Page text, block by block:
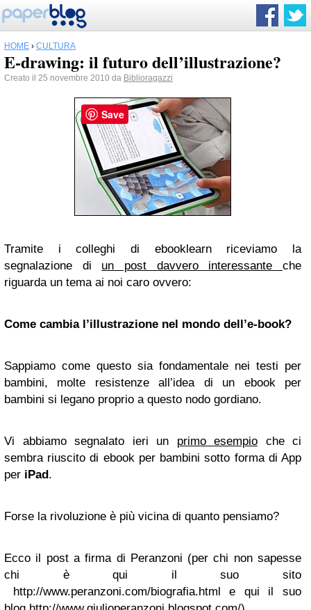
HOME › CULTURA
E-drawing: il futuro dell’illustrazione?
Creato il 25 novembre 2010 da Biblioragazzi
Tramite i colleghi di ebooklearn riceviamo la
segnalazione di un post davvero interessanteche
riguarda un tema ai noi caro ovvero:
Come cambia l’illustrazione nel mondo dell’e-book?
Sappiamo come questo sia fondamentale nei testi per
bambini, molte resistenze all’idea di un ebook per
bambini si legano proprio a questo nodo gordiano.
Vi abbiamo segnalato ieri un primo esempio che ci
sembra riuscito di ebook per bambini sotto forma di App
per iPad.
Forse la rivoluzione è più vicina di quanto pensiamo?
Ecco il post a firma di Peranzoni (per chi non sapesse
chi è qui il suo sito
http://www.peranzoni.com/biografia.html e qui il suo
Save